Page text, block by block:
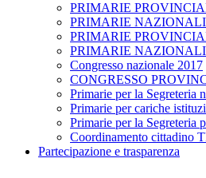
PRIMARIE
PRIMARIE NAZIONALI
PRIMARIE
PRIMARIE NAZIONALI
Congresso nazionale 2017
CONGRESSO
Primarie per la Segreteria
Primarie per cariche
Primarie per la Segreteria
Coordinamento cittadino
Partecipazione e trasparenza